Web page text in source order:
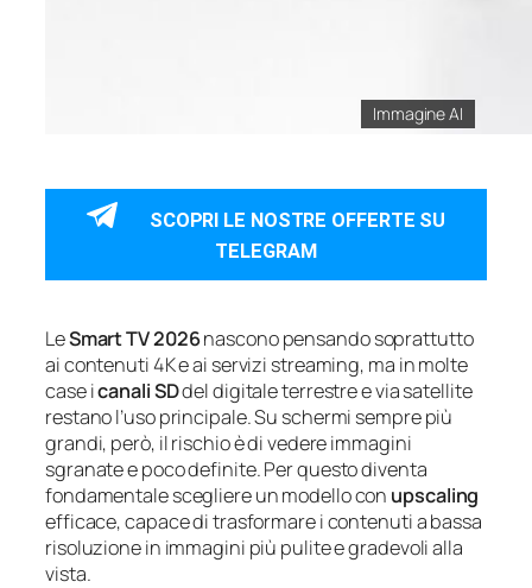
Immagine AI
SCOPRI LE NOSTRE OFFERTE SU
TELEGRAM
LeSmart TV 2026nascono pensando soprattutto
ai contenuti 4K e ai servizi streaming, ma in molte
case icanali SDdel digitale terrestre e via satellite
restano l’uso principale. Su schermi sempre più
grandi, però, il rischio è di vedere immagini
sgranate e poco definite. Per questo diventa
fondamentale scegliere un modello con upscaling
efficace, capace di trasformare i contenuti a bassa
risoluzione in immagini più pulite e gradevoli alla
vista.